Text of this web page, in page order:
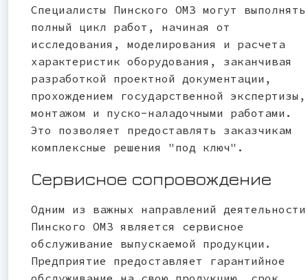
Специалисты Пинского ОМЗ могут выполнять
полный цикл работ, начиная от
исследования, моделирования и расчета
характеристик оборудования, заканчивая
разработкой проектной документации,
прохождением государственной экспертизы,
монтажом и пуско-наладочными работами.
Это позволяет предоставлять заказчикам
комплексные решения "под ключ".
Сервисное сопровождение
Одним из важных направлений деятельности
Пинского ОМЗ является сервисное
обслуживание выпускаемой продукции.
Предприятие предоставляет гарантийное